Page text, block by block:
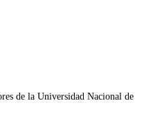
de la Universidad Nacional de